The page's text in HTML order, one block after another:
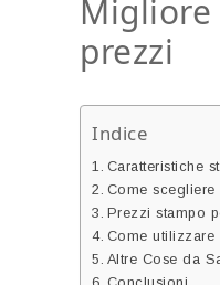
Migliore
prezzi
Indice
Caratteristiche
Come scegliere
Prezzi stampo
Come utilizzare
Altre Cose da